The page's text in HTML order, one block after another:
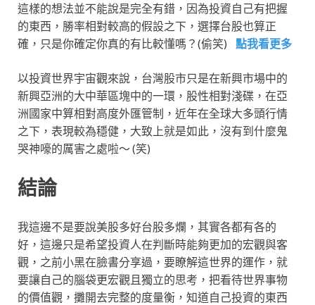
這樣的想法並不能說是完全有錯，因為投資自己有把握
的東西，勝率相對較高的假設之下，選擇台股也算正
確，只是你確定你真的有比較懂嗎？(偷笑)
點我看更多
以投資世界宇宙觀來說，台灣股市只是在新興市場中的
新興亞洲的大中華區塊中的一環，股性相對淺碟，在亞
洲國家中算相對高度外匯管制，近年在全球大多頭行情
之下，表現較為穩健，大致上就是如此，沒有到什麼鬼
哭神嚎的厲害之處啦～ (笑)
結論
我這邊不是要說美股多好台股多爛，其實各都有各的
好，這邊只是希望投資人在判斷時能夠更加的宏觀與客
觀，之前小黑在臉書分享過，要瞭解這世界的運作，就
要讓自己的腦袋更宏觀且獨立的思考，把看待世界事物
的價值觀，攤開去完整的度量衡，知道自己投資的東西